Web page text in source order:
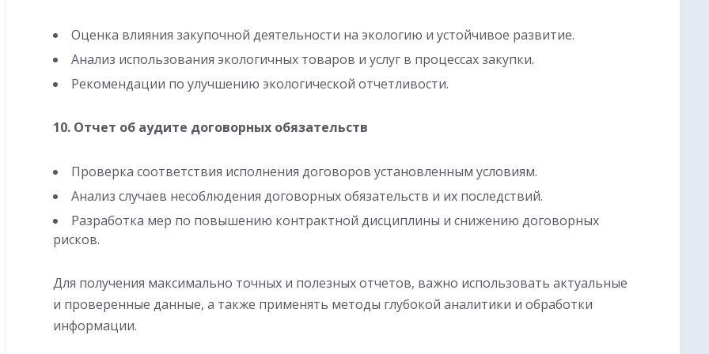
Оценка влияния закупочной деятельности на экологию и устойчивое развитие.
Анализ использования экологичных товаров и услуг в процессах закупки.
Рекомендации по улучшению экологической отчетливости.
10. Отчет об аудите договорных обязательств
Проверка соответствия исполнения договоров установленным условиям.
Анализ случаев несоблюдения договорных обязательств и их последствий.
Разработка мер по повышению контрактной дисциплины и снижению договорных
рисков.
Для получения максимально точных и полезных отчетов, важно использовать актуальные
и проверенные данные, а также применять методы глубокой аналитики и обработки
информации.